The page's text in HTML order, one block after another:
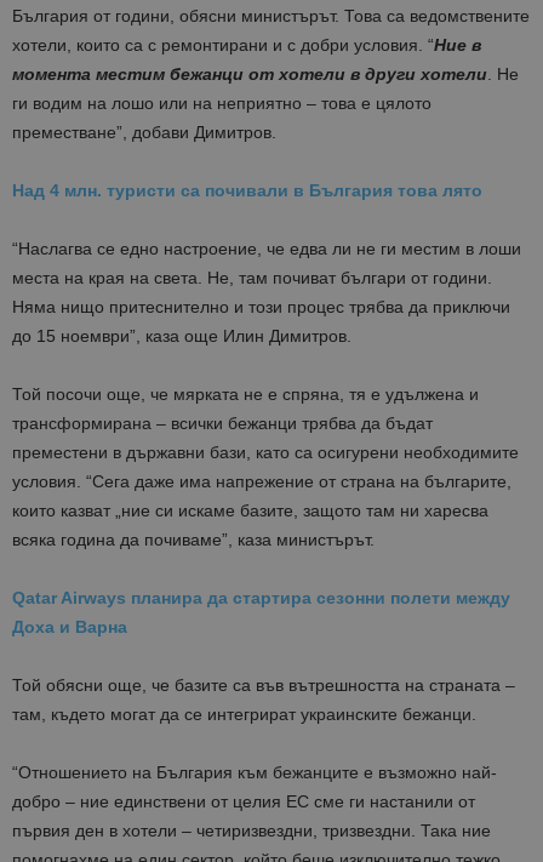
България от години, обясни министърът. Това са ведомствените
хотели, които са с ремонтирани и с добри условия. “Ние в
момента местим бежанци от хотели в други хотели. Не
ги водим на лошо или на неприятно – това е цялото
преместване”, добави Димитров.
Над 4 млн. туристи са почивали в България това лято
“Наслагва се едно настроение, че едва ли не ги местим в лоши
места на края на света. Не, там почиват българи от години.
Няма нищо притеснително и този процес трябва да приключи
до 15 ноември”, каза още Илин Димитров.
Той посочи още, че мярката не е спряна, тя е удължена и
трансформирана – всички бежанци трябва да бъдат
преместени в държавни бази, като са осигурени необходимите
условия. “Сега даже има напрежение от страна на българите,
които казват „ние си искаме базите, защото там ни харесва
всяка година да почиваме”, каза министърът.
Qatar Airways планира да стартира сезонни полети между
Доха и Варна
Той обясни още, че базите са във вътрешността на страната –
там, където могат да се интегрират украинските бежанци.
“Отношението на България към бежанците е възможно най-
добро – ние единствени от целия ЕС сме ги настанили от
първия ден в хотели – четиризвездни, тризвездни. Така ние